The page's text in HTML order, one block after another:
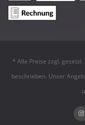
* Alle Preise zzgl. gesetzl.
beschrieben. Unser